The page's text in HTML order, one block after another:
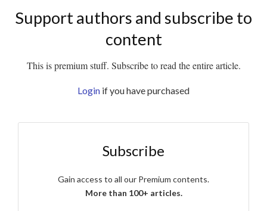
Support authors and subscribe to
content
This is premium stuff. Subscribe to read the entire article.
Login if you have purchased
Subscribe
Gain access to all our Premium contents.
More than 100+ articles.